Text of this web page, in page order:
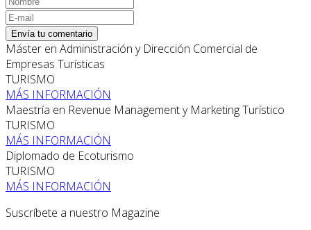
Envía tu comentario
Máster en Administración y Dirección Comercial de
Empresas Turísticas
TURISMO
MÁS INFORMACIÓN
Maestría en Revenue Management y Marketing Turístico
TURISMO
MÁS INFORMACIÓN
Diplomado de Ecoturismo
TURISMO
MÁS INFORMACIÓN
Suscríbete a nuestro Magazine